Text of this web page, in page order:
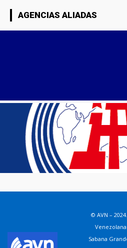
AGENCIAS ALIADAS
© AVN –
Sabana